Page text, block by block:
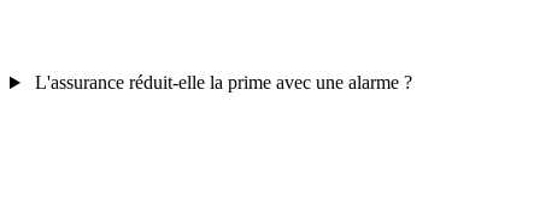
L'assurance réduit-elle la prime avec une alarme ?